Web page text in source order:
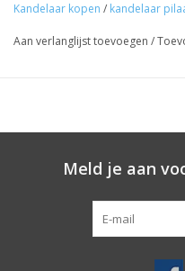
interieur past. De kleur van
matte afwerking. Combineer
Materiaal: metaal
Afmeting: Ø8,0 x 18cm
Kandelaar kopen / kandelaar
Aan verlanglijst toevoegen /
Meld je aan